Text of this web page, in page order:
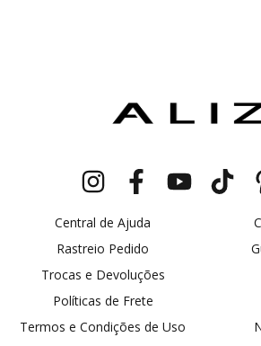
Central de Ajuda
Rastreio Pedido
Trocas e Devoluções
Políticas de Frete
Termos e Condições de Uso